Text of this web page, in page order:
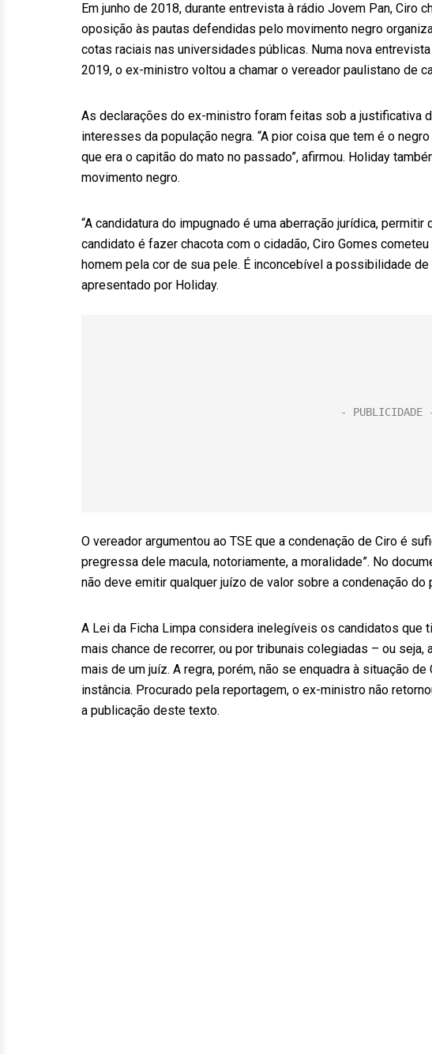
Em junho de 2018, durante entrevista à rádio Jovem Pan, Ciro
oposição às pautas defendidas pelo movimento negro
cotas raciais nas universidades públicas. Numa nova
2019, o ex-ministro voltou a chamar o vereador paulistano de
As declarações do ex-ministro foram feitas sob a justificativa
interesses da população negra. “A pior coisa que tem é o
que era o capitão do mato no passado”, afirmou. Holiday
movimento negro.
“A candidatura do impugnado é uma aberração jurídica,
candidato é fazer chacota com o cidadão, Ciro Gomes
homem pela cor de sua pele. É inconcebível a possibilidade
apresentado por Holiday.
O vereador argumentou ao TSE que a condenação de Ciro é
pregressa dele macula, notoriamente, a moralidade”. No
não deve emitir qualquer juízo de valor sobre a condenação
A Lei da Ficha Limpa considera inelegíveis os candidatos que
mais chance de recorrer, ou por tribunais colegiadas – ou
mais de um juíz. A regra, porém, não se enquadra à situação
instância. Procurado pela reportagem, o ex-ministro não
a publicação deste texto.